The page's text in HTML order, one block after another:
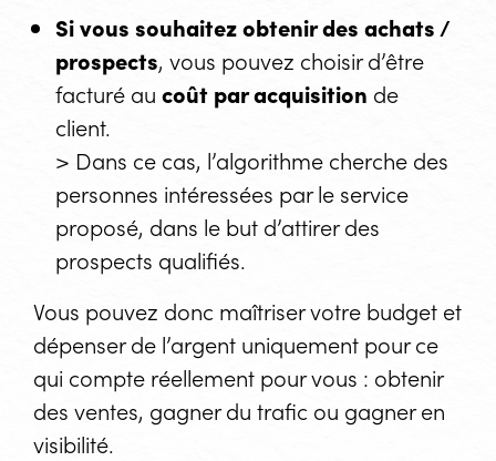
Si vous souhaitez obtenir des achats /
prospects, vous pouvez choisir d’être
facturé au coût par acquisition de
client.
> Dans ce cas, l’algorithme cherche des
personnes intéressées par le service
proposé, dans le but d’attirer des
prospects qualifiés.
Vous pouvez donc maîtriser votre budget et
dépenser de l’argent uniquement pour ce
qui compte réellement pour vous : obtenir
des ventes, gagner du trafic ou gagner en
visibilité.